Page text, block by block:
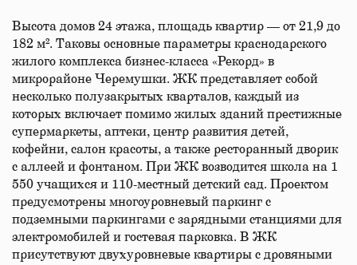
Высота домов 24 этажа, площадь квартир — от 21,9 до
182 м². Таковы основные параметры краснодарского
жилого комплекса бизнес-класса «Рекорд» в
микрорайоне Черемушки. ЖК представляет собой
несколько полузакрытых кварталов, каждый из
которых включает помимо жилых зданий престижные
супермаркеты, аптеки, центр развития детей,
кофейни, салон красоты, а также ресторанный дворик
с аллеей и фонтаном. При ЖК возводится школа на 1
550 учащихся и 110-местный детский сад. Проектом
предусмотрены многоуровневый паркинг с
подземными паркингами с зарядными станциями для
электромобилей и гостевая парковка. В ЖК
присутствуют двухуровневые квартиры с дровяными